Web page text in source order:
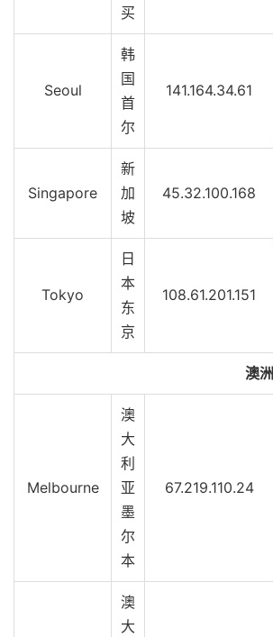
买
Seoul
韩
国
首
尔
141.164.34.61
Singapore
新
加
坡
45.32.100.168
Tokyo
日
本
东
京
108.61.201.151
澳洲
Melbourne
澳
大
利
亚
墨
尔
本
67.219.110.24
澳
大